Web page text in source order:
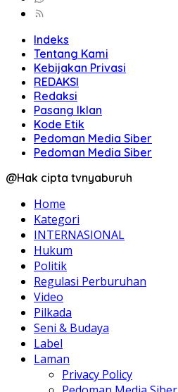
Indeks
Tentang Kami
Kebijakan Privasi
REDAKSI
Redaksi
Pasang Iklan
Kode Etik
Pedoman Media Siber
Pedoman Media Siber
@Hak cipta tvnyaburuh
Home
Kategori
INTERNASIONAL
Hukum
Politik
Regulasi Perburuhan
Video
Pilkada
Seni & Budaya
Label
Laman
Privacy Policy